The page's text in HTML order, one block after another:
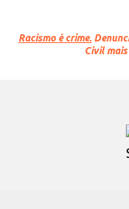
Racismo é crime.
Civil